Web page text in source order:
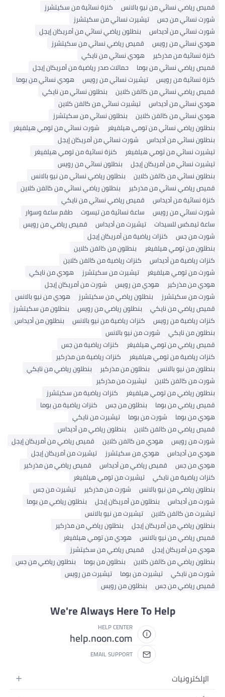
قميص رياضي نسائي من نيو بالانس
كنزة نسائية من سكيتشرز
شورت نسائي من جس
تيشيرت نسائي من سكيتشرز
شورت نسائي من أديداس
بنطلون رياضي نسائي من أمريكان إيجل
هودي نسائي من رويس
قميص رياضي نسائي من سكيتشرز
كنزة نسائية من مذركير
هودي نسائي من نايكي
قميص رياضي نسائي من بوما
حمالات صدر رياضية من أمريكان إيجل
كنزة نسائية من رويس
تيشيرت نسائي من رويس
هودي نسائي من بوما
قميص رياضي نسائي من كالفن كلاين
بنطلون نسائي من نايكي
هودي نسائي من أديداس
تيشيرت نسائي من كالفن كلاين
هودي نسائي من كالفن كلاين
بنطلون نسائي من سكيتشرز
بنطلون رياضي نسائي من تومي هيلفيغر
شورت نسائي من تومي هيلفيغر
بنطلون نسائي من أديداس
شورت نسائي من أمريكان إيجل
تيشيرت نسائي من تومي هيلفيغر
كنزة نسائية من تومي هيلفيغر
تيشيرت نسائي من أمريكان إيجل
بنطلون نسائي من رويس
بنطلون نسائي من كالفن كلاين
بنطلون رياضي نسائي من نيو بالانس
قميص رياضي نسائي من مذركير
بنطلون رياضي نسائي من كالفن كلاين
كنزة نسائية من أديداس
قميص رياضي نسائي من نايكي
شورت نسائي من رويس
ساعة نسائية من تيسوت
طقم ساعة وسوار
ساعة تيمكس للسيدات
تيشيرت من أديداس
قميص رياضي من رويس
شورت من جس
كنزات رياضية من أمريكان إيجل
بنطلون من تومي هيلفيغر
بنطلون من كالفن كلاين
كنزات رياضية من أديداس
كنزات رياضية من كالفن كلاين
شورت من تومي هيلفيغر
تيشيرت من سكيتشرز
هودي من نايكي
هودي من مذركير
هودي من رويس
شورت من أمريكان إيجل
شورت من سكيتشرز
بنطلون رياضي من سكيتشرز
هودي من نيو بالانس
قميص رياضي من نايكي
بنطلون رياضي من رويس
بنطلون من سكيتشرز
كنزات رياضية من رويس
كنزات رياضية من نيو بالانس
بنطلون من أديداس
بنطلون من نايكي
شورت من نيو بالانس
قميص رياضي من تومي هيلفيغر
كنزات رياضية من جس
كنزات رياضية من تومي هيلفيغر
كنزات رياضية من مذركير
بنطلون من نيو بالانس
بنطلون من مذركير
بنطلون رياضي من نايكي
شورت من كالفن كلاين
تيشيرت من مذركير
بنطلون رياضي من تومي هيلفيغر
كنزات رياضية من سكيتشرز
قميص رياضي من بوما
بنطلون من جس
كنزات رياضية من بوما
هودي من بوما
شورت من بوما
تيشيرت من نايكي
قميص رياضي من كالفن كلاين
بنطلون رياضي من أديداس
شورت من رويس
هودي من كالفن كلاين
قميص رياضي من أمريكان إيجل
هودي من أديداس
هودي من سكيتشرز
تيشيرت من أمريكان إيجل
هودي من جس
قميص رياضي من أديداس
قميص رياضي من مذركير
كنزات رياضية من نايكي
تيشيرت من تومي هيلفيغر
بنطلون رياضي من نيو بالانس
شورت من مذركير
تيشيرت من جس
شورت من أديداس
بنطلون من أمريكان إيجل
بنطلون رياضي من بوما
تيشيرت من كالفن كلاين
تيشيرت من نيو بالانس
بنطلون رياضي من أمريكان إيجل
بنطلون رياضي من مذركير
قميص رياضي من نيو بالانس
هودي من تومي هيلفيغر
هودي من أمريكان إيجل
قميص رياضي من سكيتشرز
بنطلون رياضي من كالفن كلاين
بنطلون من بوما
بنطلون رياضي من جس
شورت من نايكي
تيشيرت من بوما
تيشيرت من رويس
قميص رياضي من جس
بنطلون من رويس
We're Always Here To Help
HELP CENTER
help.noon.com
EMAIL SUPPORT
الإلكترونيات